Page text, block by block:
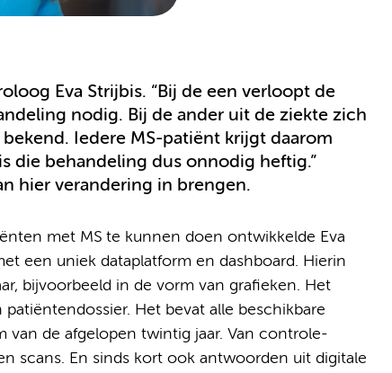
Eva Strijbis. “Bij de een verloopt de
nodig. Bij de ander uit de ziekte zich
Iedere MS-patiënt krijgt daarom
die behandeling dus onnodig heftig.”
hier verandering in brengen.
met MS te kunnen doen ontwikkelde Eva
een uniek dataplatform en dashboard. Hierin
bijvoorbeeld in de vorm van grafieken. Het
Het bevat alle beschikbare
van de afgelopen twintig jaar. Van controle-
scans. En sinds kort ook antwoorden uit digitale